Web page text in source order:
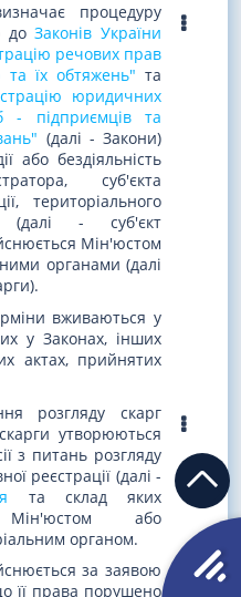
процедуру
доЗаконів України
речових прав
їх обтяжень" та
юридичних
- підприємців та
(далі - Закони)
або бездіяльність
суб'єкта
територіального
(далі - суб'єкт
Мін'юстом
органами (далі
вживаються у
у Законах, інших
актах, прийнятих
розгляду скарг
утворюються
з питань розгляду
реєстрації (далі -
та склад яких
Мін'юстом або
органом.
за заявою
її права порушено